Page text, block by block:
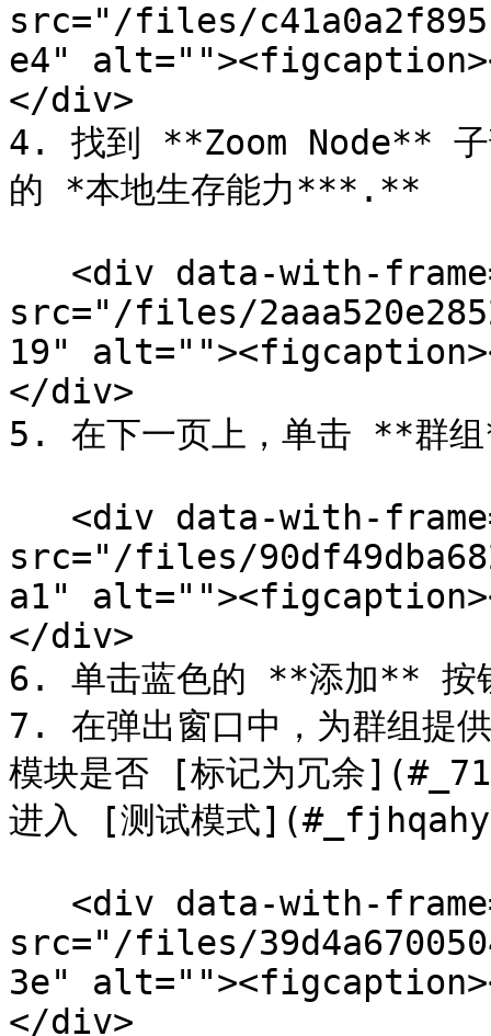
src="/files/
e4"
</div>
4. 找到 **Zoom Node** 子
的 *本地生存能力***.**
src="/files/
19"
</div>
5. 在下一页上，单击 **群
src="/files/
a1"
</div>
6. 单击蓝色的 **添加** 按
7. 在弹出窗口中，为群组提
模块是否 [标记为冗余
进入 [测试模式
src="/files/
3e"
</div>